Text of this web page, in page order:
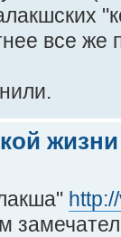
все же
жизни